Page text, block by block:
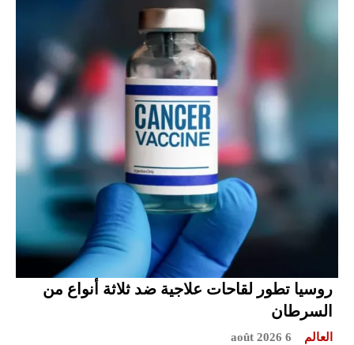
روسيا تطور لقاحات علاجية ضد ثلاثة أنواع من
السرطان
العالم 6 août 2026